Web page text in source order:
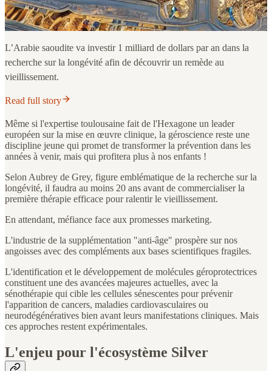
L’Arabie saoudite va investir 1 milliard de dollars par an dans la
recherche sur la longévité afin de découvrir un remède au
vieillissement.
Read full story
Même si l'expertise toulousaine fait de l'Hexagone un leader
européen sur la mise en œuvre clinique, la géroscience reste une
discipline jeune qui promet de transformer la prévention dans les
années à venir, mais qui profitera plus à nos enfants !
Selon Aubrey de Grey, figure emblématique de la recherche sur la
longévité, il faudra au moins 20 ans avant de commercialiser la
première thérapie efficace pour ralentir le vieillissement.
En attendant, méfiance face aux promesses marketing.
L'industrie de la supplémentation "anti-âge" prospère sur nos
angoisses avec des compléments aux bases scientifiques fragiles.
L'identification et le développement de molécules géroprotectrices
constituent une des avancées majeures actuelles, avec la
sénothérapie qui cible les cellules sénescentes pour prévenir
l'apparition de cancers, maladies cardiovasculaires ou
neurodégénératives bien avant leurs manifestations cliniques. Mais
ces approches restent expérimentales.
L'enjeu pour l'écosystème Silver